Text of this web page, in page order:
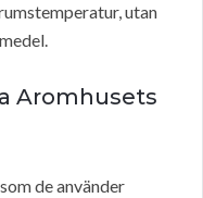
utan
Aromhusets
de använder